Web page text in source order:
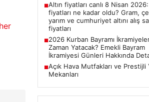
■Altın fiyatları canlı 8 Nisan 2026:
fiyatları ne kadar oldu? Gram,
yarım ve cumhuriyet altını alış
fiyatları
■2026 Kurban Bayramı
Zaman Yatacak? Emekli Bayram
İkramiyesi Günleri Hakkında
■Açık Hava Mutfakları ve Prestijli
Mekanları